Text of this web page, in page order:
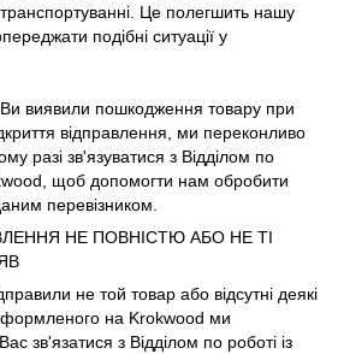
Це полегшить нашу
подібні ситуації у
Ви виявили пошкодження товару при
відправлення, ми переконливо
разі зв'язуватися з Відділом по
щоб допомогти нам обробити
перевізником.
НЕ ПОВНІСТЮ АБО НЕ ТІ
не той товар або відсутні деякі
на Krokwood ми
зв'язатися з Відділом по роботі із